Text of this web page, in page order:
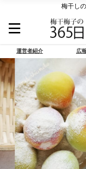
梅干し
運営者紹介 広